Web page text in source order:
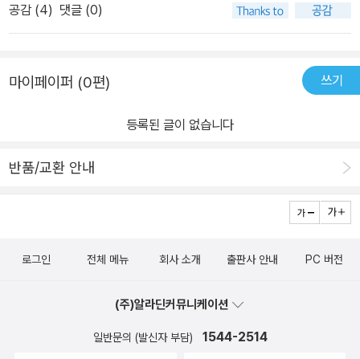
공감 (4) 댓글 (0)
마이페이퍼 (0편) 쓰기
등록된 글이 없습니다
반품/교환 안내
로그인 전체 메뉴 회사 소개 출판사 안내 PC 버전
(주)알라딘커뮤니케이션
일반문의 (발신자 부담) 1544-2514